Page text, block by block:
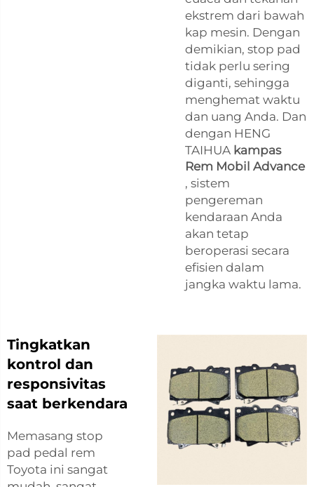
ekstrem dari bawah
kap mesin. Dengan
demikian, stop pad
tidak perlu sering
diganti, sehingga
menghemat waktu
dan uang Anda. Dan
dengan HENG
TAIHUA kampas
Rem Mobil Advance
, sistem
pengereman
kendaraan Anda
akan tetap
beroperasi secara
efisien dalam
jangka waktu lama.
Tingkatkan
kontrol dan
responsivitas
saat berkendara
Memasang stop
pad pedal rem
Toyota ini sangat